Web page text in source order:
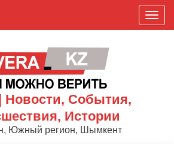
П
о
Новости, События,
Истории
Южный регион, Шымкент